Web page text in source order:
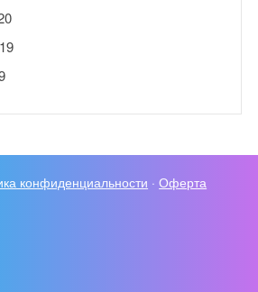
конфиденциальности ·Оферта